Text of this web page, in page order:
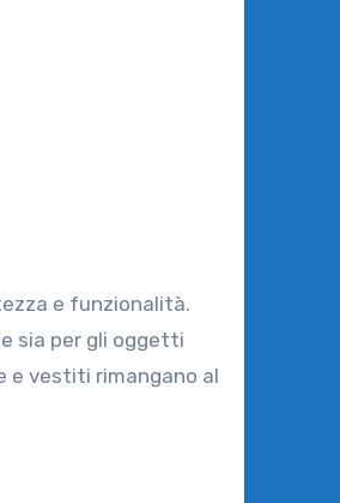
e funzionalità.
sia per gli oggetti
e vestiti rimangano al